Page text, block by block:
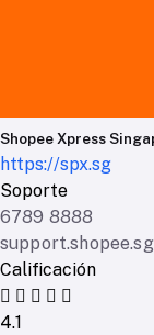
Shopee Xpress
https://spx.sg
Soporte
6789 8888
support.shopee.sg
Calificación
4.1